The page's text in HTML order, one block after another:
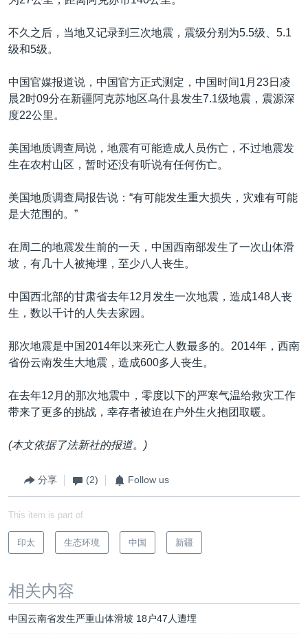
不久之后，当地又记录到三次地震，震级分别为5.5级、5.1
级和5级。
中国官媒报道说，中国官方正式测定，中国时间1月23日凌
晨2时09分在新疆阿克苏地区乌什县发生7.1级地震，震源深
度22公里。
美国地质调查局说，地震有可能造成人员伤亡，不过地震发
生在农村山区，暂时还没有听说有任何伤亡。
美国地质调查局报告说：“有可能发生重大损失，灾难有可能
是大范围的。”
在周二的地震发生前的一天，中国西南部发生了一次山体滑
坡，有几十人被掩埋，至少八人丧生。
中国西北部的甘肃省去年12月发生一次地震，造成148人丧
生，数以千计的人失去家园。
那次地震是中国2014年以来死亡人数最多的。2014年，西南
省份云南发生大地震，造成600多人丧生。
在去年12月的那次地震中，零度以下的严寒气温给救灾工作
带来了更多的挑战，幸存者被迫在户外生火抱团取暖。
(本文依据了法新社的报道。)
分享 (2) Follow us
This item is part of
印太 生态环境 中国 新疆
相关内容
中国云南省发生严重山体滑坡 18户47人遭埋